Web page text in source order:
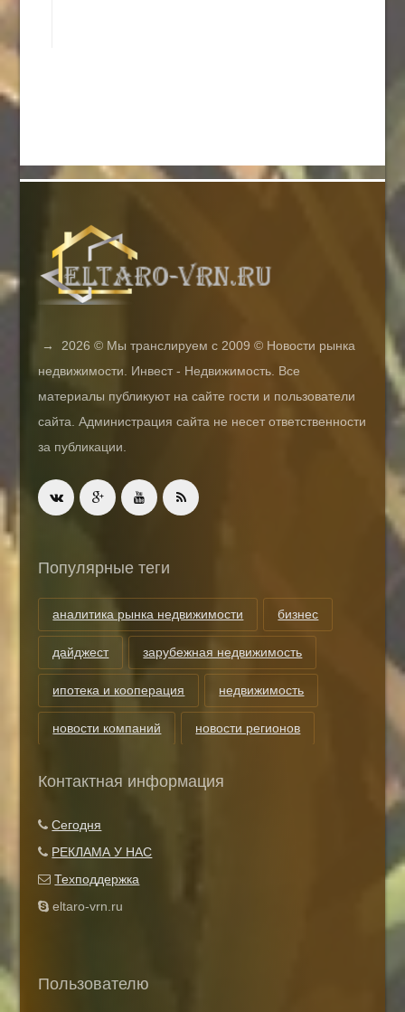
→ 2026 © Мы транслируем с 2009 © Новости рынка
недвижимости. Инвест - Недвижимость. Все
материалы публикуют на сайте гости и пользователи
сайта. Администрация сайта не несет ответственности
за публикации.
Популярные теги
аналитика рынка недвижимости бизнес
дайджест зарубежная недвижимость
ипотека и кооперация недвижимость
новости компаний новости регионов
Контактная информация
Сегодня
РЕКЛАМА У НАС
Техподдержка
eltaro-vrn.ru
Пользователю